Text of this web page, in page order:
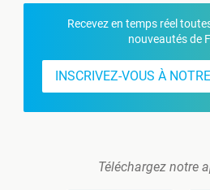
Recevez en temps réel
nouveautés de
INSCRIVEZ-VOUS À
Téléchargez notre